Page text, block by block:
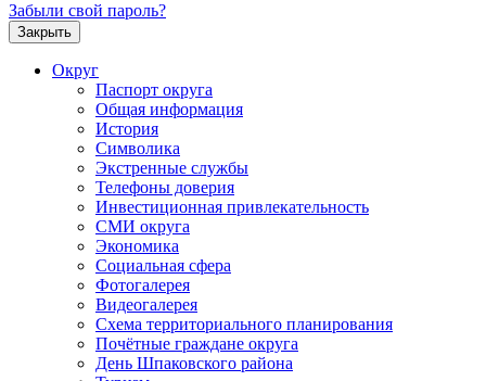
Забыли свой пароль?
Закрыть
Округ
Паспорт округа
Общая информация
История
Символика
Экстренные службы
Телефоны доверия
Инвестиционная привлекательность
СМИ округа
Экономика
Социальная сфера
Фотогалерея
Видеогалерея
Схема территориального планирования
Почётные граждане округа
День Шпаковского района